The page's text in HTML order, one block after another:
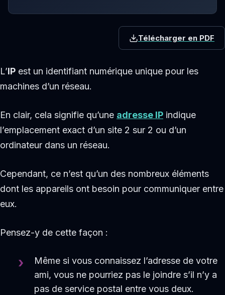
Télécharger en PDF
L’IP est un identifiant numérique unique pour les
machines d’un réseau.
En clair, cela signifie qu’une adresse IP indique
l’emplacement exact d’un site 2 sur 2 ou d’un
ordinateur dans un réseau.
Cependant, ce n’est qu’un des nombreux éléments
dont les appareils ont besoin pour communiquer entre
eux.
Pensez-y de cette façon :
Même si vous connaissez l’adresse de votre
ami, vous ne pourriez pas le joindre s’il n’y a
pas de service postal entre vous deux.